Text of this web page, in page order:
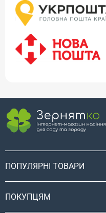
ПОПУЛЯРНІ ТОВАРИ
ПОКУПЦЯМ